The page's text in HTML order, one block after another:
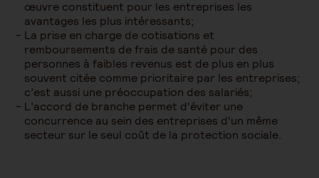
œuvre constituent pour les entreprises les
avantages les plus intéressants;
La prise en charge de cotisations et
remboursements de frais de santé pour des
personnes à faibles revenus est de plus en plus
souvent citée comme prioritaire par les entreprises;
c’est aussi une préoccupation des salariés;
L’accord de branche permet d'éviter une
concurrence au sein des entreprises d'un même
secteur sur le seul coût de la protection sociale.